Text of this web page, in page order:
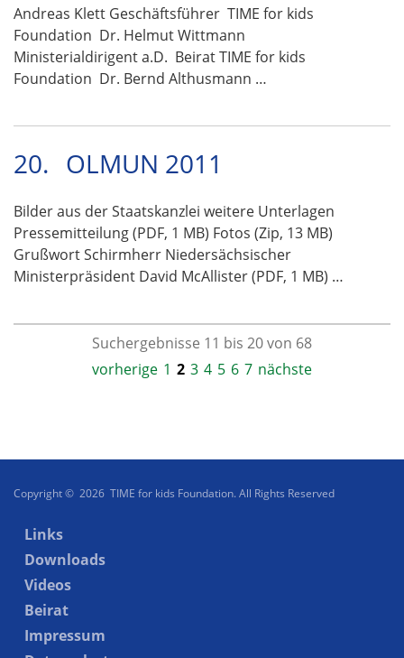
Andreas Klett Geschäftsführer TIME for kids
Foundation Dr. Helmut Wittmann
Ministerialdirigent a.D. Beirat TIME for kids
Foundation Dr. Bernd Althusmann …
20. OLMUN 2011
Bilder aus der Staatskanzlei weitere Unterlagen
Pressemitteilung (PDF, 1 MB) Fotos (Zip, 13 MB)
Grußwort Schirmherr Niedersächsischer
Ministerpräsident David McAllister (PDF, 1 MB) …
Suchergebnisse 11 bis 20 von 68
vorherige 1 2 3 4 5 6 7 nächste
Copyright © 2026 TIME for kids Foundation. All Rights Reserved
Links
Downloads
Videos
Beirat
Impressum